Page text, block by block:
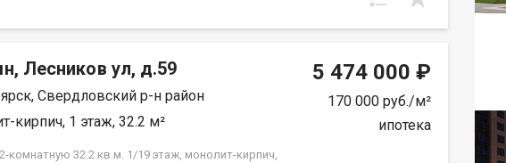
Лесников ул, д.59
Свердловский р-н район
кирпич, 1 этаж, 32.2 м²
комнатную 32.2 кв.м. 1/19 этаж, монолит-кирпич,
5 474 000 ₽
170 000 руб./м²
ипотека